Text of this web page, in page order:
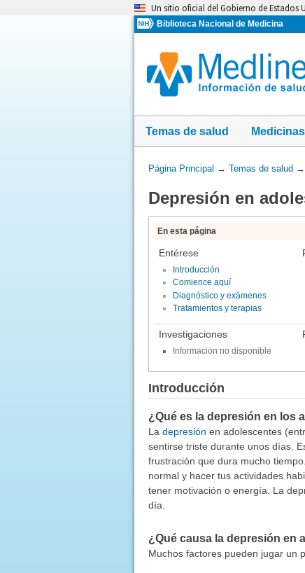
Un sitio oficial del Gobierno de Estados
Biblioteca Nacional de Medicina
Temas de salud
Usted
aquí:
Página Principal → Temas de salud →
Depresión en
En esta página
Entérese
Introducción
Comience aquí
Diagnóstico y exámenes
Tratamientos y terapias
Investigaciones
Información no disponible
Introducción
¿Qué es la depresión en los
La depresión en adolescentes
sentirse triste durante unos días.
frustración que dura mucho
normal y hacer tus actividades
tener motivación o energía. La
día.
¿Qué causa la depresión en
Muchos factores pueden jugar un